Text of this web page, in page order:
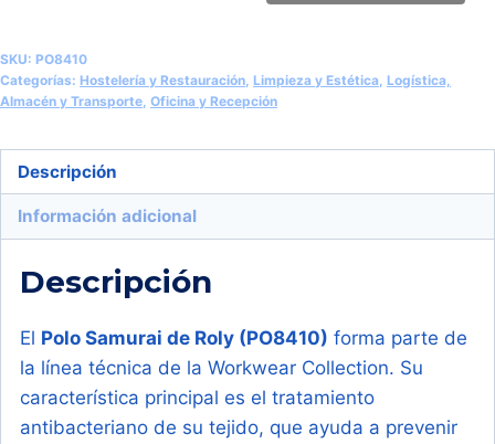
(Roly
Samurai
cantidad
SKU: PO8410
Categorías: Hostelería y Restauración, Limpieza y Estética, Logística,
Almacén y Transporte, Oficina y Recepción
Descripción
Información adicional
Descripción
El Polo Samurai de Roly (PO8410) forma parte de
la línea técnica de la Workwear Collection. Su
característica principal es el tratamiento
antibacteriano de su tejido, que ayuda a prevenir